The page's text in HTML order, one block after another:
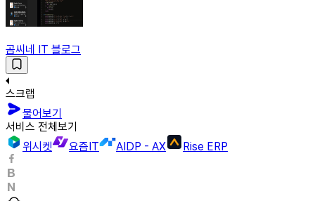
곰씨네 IT 블로그
스크랩
물어보기
서비스 전체보기
위시켓
요즘IT AIDP - AX Rise ERP